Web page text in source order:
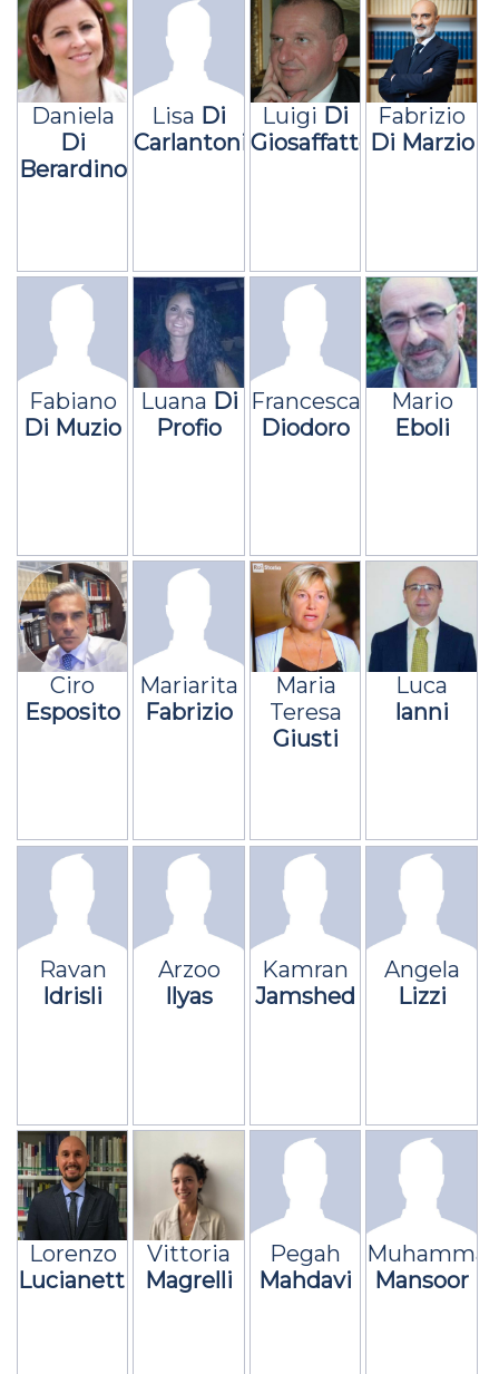
Daniela
Di
Berardino
Lisa Di
Carlantonio
Luigi Di
Giosaffatte
Fabrizio
Di Marzio
Fabiano
Di Muzio
Luana Di
Profio
Francesca
Diodoro
Mario
Eboli
Ciro
Esposito
Mariarita
Fabrizio
Maria
Teresa
Giusti
Luca
Ianni
Ravan
Idrisli
Arzoo
Ilyas
Kamran
Jamshed
Angela
Lizzi
Lorenzo
Lucianetti
Vittoria
Magrelli
Pegah
Mahdavi
Mansoor